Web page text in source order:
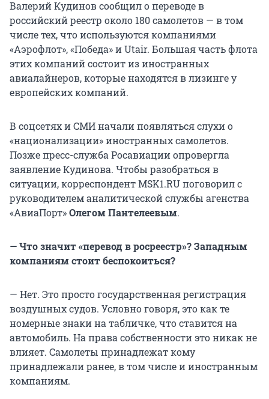
Валерий Кудинов сообщил о переводе в
российский реестр около 180 самолетов — в том
числе тех, что используются компаниями
«Аэрофлот», «Победа» и Utair. Большая часть флота
этих компаний состоит из иностранных
авиалайнеров, которые находятся в лизинге у
европейских компаний.
В соцсетях и СМИ начали появляться слухи о
«национализации» иностранных самолетов.
Позже пресс-служба Росавиации опровергла
заявление Кудинова. Чтобы разобраться в
ситуации, корреспондент MSK1.RU поговорил с
руководителем аналитической службы агенства
«АвиаПорт»Олегом Пантелеевым.
— Что значит «перевод в росреестр»? Западным
компаниям стоит беспокоиться?
— Нет. Это просто государственная регистрация
воздушных судов. Условно говоря, это как те
номерные знаки на табличке, что ставится на
автомобиль. На права собственности это никак не
влияет. Самолеты принадлежат кому
принадлежали ранее, в том числе и иностранным
компаниям.